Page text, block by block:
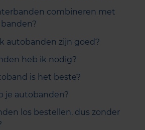
combineren met
banden?
autobanden zijn goed?
heb ik nodig?
is het beste?
je autobanden?
los bestellen, dus zonder